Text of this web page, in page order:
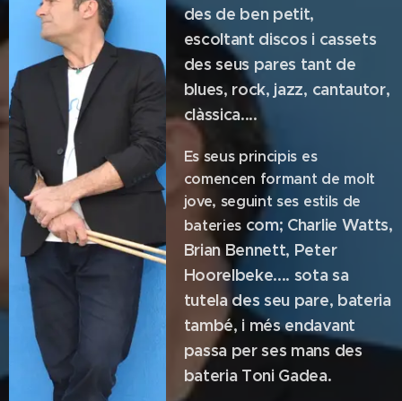
des de ben petit,
escoltant discos i cassets
des seus pares tant de
blues, rock, jazz, cantautor,
clàssica....
Es seus principis es
comencen formant de molt
jove, seguint ses estils de
bateries com; Charlie Watts,
Brian Bennett, Peter
Hoorelbeke.... sota sa
tutela des seu pare, bateria
també, i més endavant
passa per ses mans des
bateria Toni Gadea.